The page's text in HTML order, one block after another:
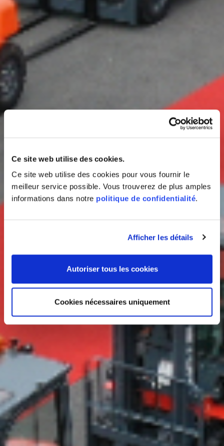
Ce site web utilise des cookies.
Ce site web utilise des cookies pour vous fournir le
meilleur service possible. Vous trouverez de plus amples
informations dans notre politique de confidentialité.
Afficher les détails
Autoriser tous les cookies
Cookies nécessaires uniquement